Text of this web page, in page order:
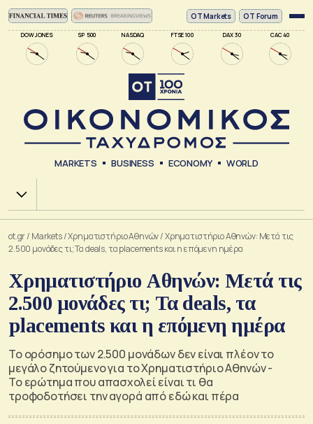
DOW JONES SP 500 NASDAQ FTSE 100 DAX 30 CAC 40
ΟΤ Markets OT Forum
MARKETS BUSINESS ECONOMY WORLD
Χ.Α.
ot.gr/ Markets/Xρηματιστήριο Αθηνών/Χρηματιστήριο Αθηνών: Μετά τις
2.500 μονάδες τι; Τα deals, τα placements και η επόμενη ημέρα
Χρηματιστήριο Αθηνών: Μετά τις
2.500 μονάδες τι; Τα deals, τα
placements και η επόμενη ημέρα
Το ορόσημο των 2.500 μονάδων δεν είναι πλέον το
μεγάλο ζητούμενο για το Χρηματιστήριο Αθηνών -
Το ερώτημα που απασχολεί είναι τι θα
τροφοδοτήσει την αγορά από εδώ και πέρα